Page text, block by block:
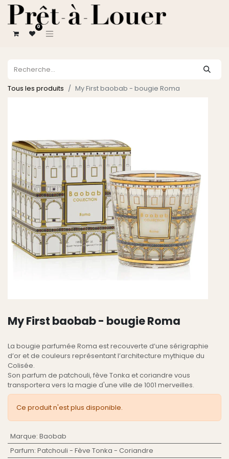
0
Tous les produits My First baobab - bougie Roma
My First baobab - bougie Roma
La bougie parfumée Roma est recouverte d’une sérigraphie
d’or et de couleurs représentant l’architecture mythique du
Colisée.
Son parfum de patchouli, fève Tonka et coriandre vous
transportera vers la magie d'une ville de 1001 merveilles.
Ce produit n'est plus disponible.
Marque: Baobab
Parfum: Patchouli - Fève Tonka - Coriandre